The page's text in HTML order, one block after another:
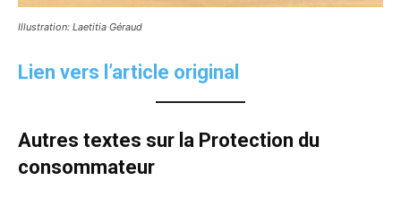
Illustration: Laetitia Géraud
Lien vers l’article original
Autres textes sur la Protection du
consommateur